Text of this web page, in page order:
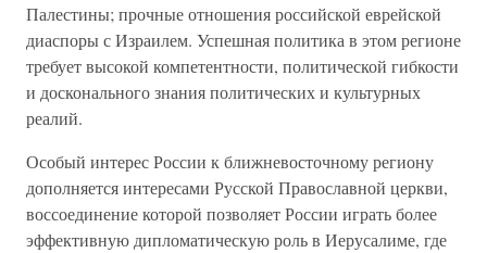
Палестины; прочные отношения российской еврейской
диаспоры с Израилем. Успешная политика в этом регионе
требует высокой компетентности, политической гибкости
и досконального знания политических и культурных
реалий.
Особый интерес России к ближневосточному региону
дополняется интересами Русской Православной церкви,
воссоединение которой позволяет России играть более
эффективную дипломатическую роль в Иерусалиме, где